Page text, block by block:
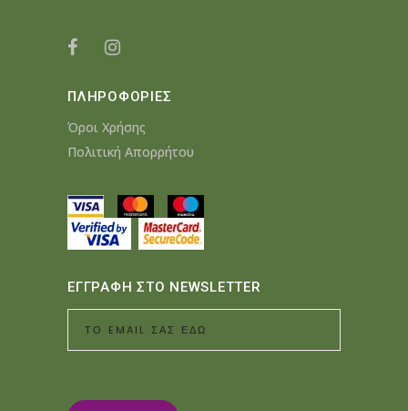
ΠΛΗΡΟΦΟΡΙΕΣ
Όροι Χρήσης
Πολιτική Απορρήτου
ΕΓΓΡΑΦΗ ΣΤΟ NEWSLETTER